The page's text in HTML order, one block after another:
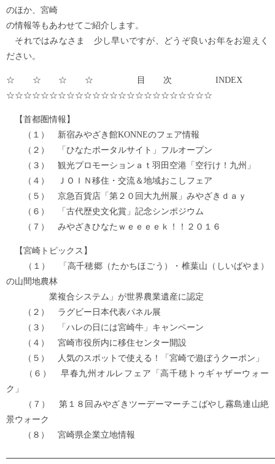
のほか、宮崎
の情報等もあわせてご紹介します。
それではみなさま 少し早いですが、どうぞ良いお年をお迎えく
ださい。
☆☆☆☆ 目次 INDEX
☆☆☆☆☆☆☆☆☆☆☆☆☆☆☆☆☆☆☆☆☆☆☆☆
【首都圏情報】
（１） 新宿みやざき館KONNEのフェア情報
（２） 「ひなたポータルサイト」フルオープン
（３） 観光プロモーションａｔ羽田空港「空行け！九州」
（４） ＪＯＩＮ移住・交流＆地域おこしフェア
（５） 京急百貨店「第２０回大九州展」みやざきｄａｙ
（６） 「古代歴史文化賞」記念シンポジウム
（７） みやざきひなたｗｅｅｅｅｋ！！２０１６
【宮崎トピックス】
（１） 「高千穂郷（たかちほごう）・椎葉山（しいばやま）
の山間地農林
業複合システム」が世界農業遺産に認定
（２） ラグビー日本代表パネル展
（３） 「ハレの日には宮崎牛」キャンペーン
（４） 宮崎市役所内に移住センター開設
（５） 人気のスポットで使える！「宮崎で遊ぼうクーポン」
（６） 早春九州オルレフェア「高千穂トゥギャザーウォー
ク」
（７） 第１８回みやざきツーデーマーチこばやし霧島連山絶
景ウォーク
（８） 宮崎県企業立地情報